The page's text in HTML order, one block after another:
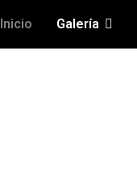
Inicio Galería